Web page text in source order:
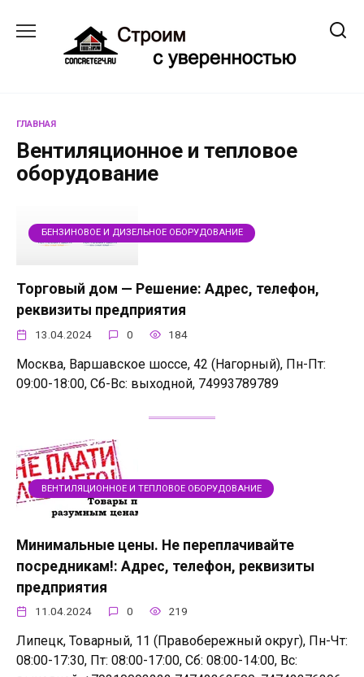
содержанию
ГЛАВНАЯ
Вентиляционное и тепловое
оборудование
БЕНЗИНОВОЕ И ДИЗЕЛЬНОЕ ОБОРУДОВАНИЕ
Торговый дом — Решение: Адрес, телефон,
реквизиты предприятия
13.04.2024 0 184
Москва, Варшавское шоссе, 42 (Нагорный), Пн-Пт:
09:00-18:00, Сб-Вс: выходной, 74993789789
ВЕНТИЛЯЦИОННОЕ И ТЕПЛОВОЕ ОБОРУДОВАНИЕ
Минимальные цены. Не переплачивайте
посредникам!: Адрес, телефон, реквизиты
предприятия
11.04.2024 0 219
Липецк, Товарный, 11 (Правобережный округ), Пн-Чт:
08:00-17:30, Пт: 08:00-17:00, Сб: 08:00-14:00, Вс: